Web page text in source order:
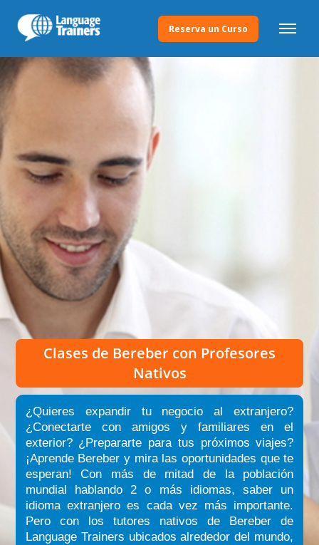
Reserva un Curso
Clases de Bereber con Profesores
Nativos
¿Quieres expandir tu negocio al extranjero?
¿Conectarte con amigos y familiares en el
exterior? ¿Prepararte para tus próximos viajes?
¡Aprende Bereber y mira las oportunidades que te
esperan! Con más de mitad de la población
mundial hablando 2 o más idiomas, saber un
idioma extranjero es cada vez más importante.
Pero con los tutores nativos de Bereber de
Language Trainers ubicados alrededor del mundo,